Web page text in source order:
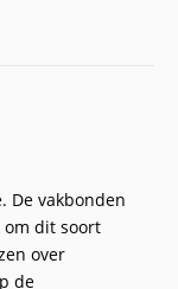
De vakbonden
om dit soort
over
de